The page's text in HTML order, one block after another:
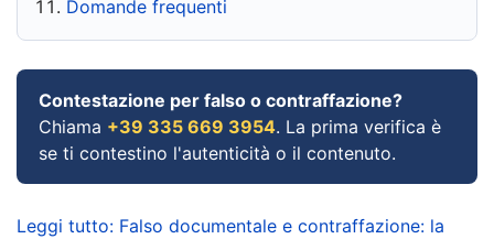
Domande frequenti
Contestazione per falso o contraffazione?
Chiama +39 335 669 3954. La prima verifica è
se ti contestino l'autenticità o il contenuto.
Leggi tutto: Falso documentale e contraffazione: la